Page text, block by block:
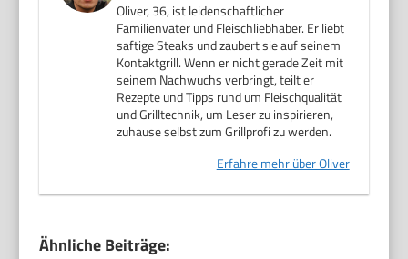
Oliver, 36, ist leidenschaftlicher
Familienvater und Fleischliebhaber. Er liebt
saftige Steaks und zaubert sie auf seinem
Kontaktgrill. Wenn er nicht gerade Zeit mit
seinem Nachwuchs verbringt, teilt er
Rezepte und Tipps rund um Fleischqualität
und Grilltechnik, um Leser zu inspirieren,
zuhause selbst zum Grillprofi zu werden.
Erfahre mehr über Oliver
Ähnliche Beiträge: